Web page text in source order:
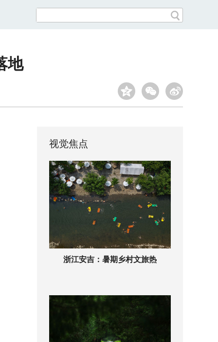
地
视觉焦点
浙江安吉：暑期乡村文旅热